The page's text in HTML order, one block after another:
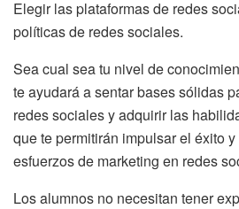
Elegir las plataformas de redes
políticas de redes sociales.
Sea cual sea tu nivel de
te ayudará a sentar bases sólidas
redes sociales y adquirir las
que te permitirán impulsar el éxito
esfuerzos de marketing en redes
Los alumnos no necesitan tener